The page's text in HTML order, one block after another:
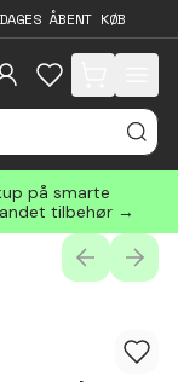
ÅBENT KØB
items in cart,
på smarte
tilbehør →